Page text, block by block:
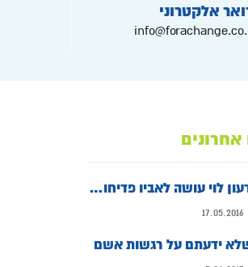
אלקטרוני
"הבן של גדעון לוי עושה לאביו פדיחות ומעמיד אותו במקום"
17.05.2016